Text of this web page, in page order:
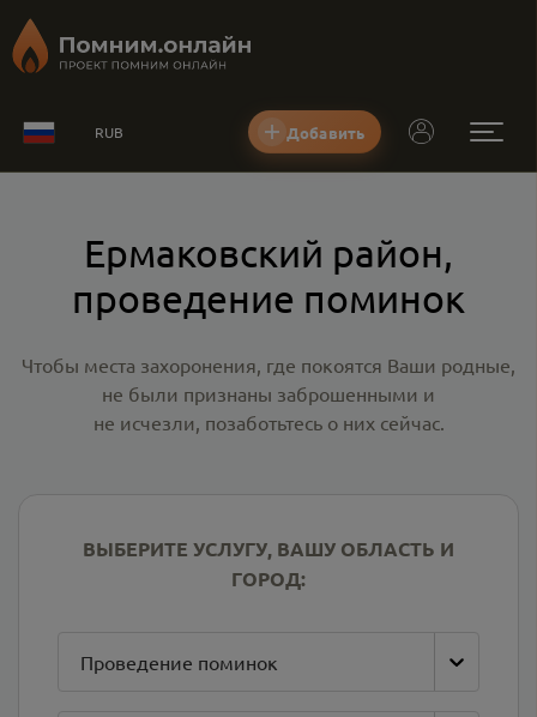
RUB Добавить
Ермаковский район,
проведение поминок
Чтобы места захоронения, где покоятся Ваши родные,
не были признаны заброшенными и
не исчезли, позаботьтесь о них сейчас.
ВЫБЕРИТЕ УСЛУГУ, ВАШУ ОБЛАСТЬ И
ГОРОД:
Проведение поминок